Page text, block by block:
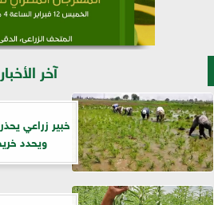
آخر الأخبار
خبير زراعي
ويحدد